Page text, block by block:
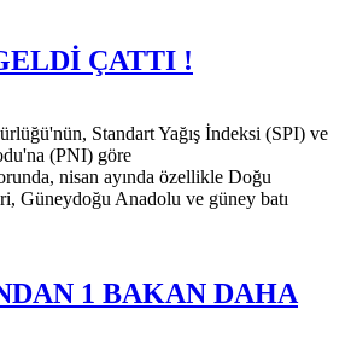
ÇATTI !
Standart Yağış İndeksi (SPI) ve
(PNI) göre
nisan ayında özellikle Doğu
Güneydoğu Anadolu ve güney batı
1 BAKAN DAHA